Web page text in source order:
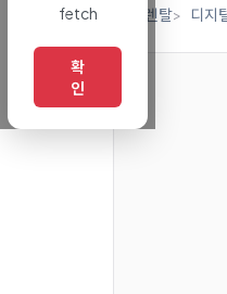
렌탈 디지
fetch
확
인